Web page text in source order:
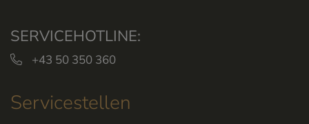
SERVICEHOTLINE:
+43 50 350 360
Servicestellen